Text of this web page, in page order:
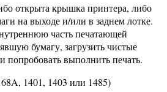
открыта крышка принтера, либо
на выходе и/или в заднем лотке.
часть печатающей
бумагу, загрузить чистые
попробовать выполнить печать.
1401, 1403 или 1485)